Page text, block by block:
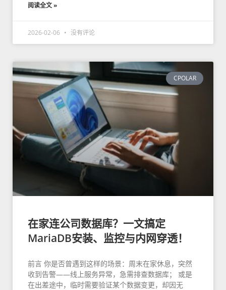
阅读全文 »
2026-02-06 没有评论
CPOLAR
在家连公司数据库？一文搞定
MariaDB安装、监控与内网穿透！
前言 你是否曾遇到这样的场景：周末在家休息，突然
收到告警——线上服务异常，急需排查数据库； 或是
在出差途中，临时需要验证某个数据变更，却因无